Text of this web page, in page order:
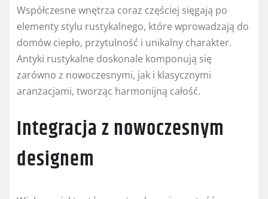
Współczesne wnętrza coraz częściej sięgają po
elementy stylu rustykalnego, które wprowadzają do
domów ciepło, przytulność i unikalny charakter.
Antyki rustykalne doskonale komponują się
zarówno z nowoczesnymi, jak i klasycznymi
aranżacjami, tworząc harmonijną całość.
Integracja z nowoczesnym
designem